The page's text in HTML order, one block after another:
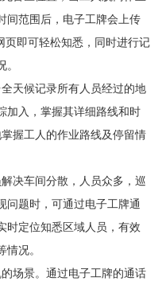
间范围后，电子工牌会上传
页即可轻松知悉，同时进行记
天候记录所有人员经过的地
加入，掌握其详细路线和时
握工人的作业路线及停留情
决车间分散，人员众多，巡
问题时，可通过电子工牌通
时定位知悉区域人员，有效
况。
场景。通过电子工牌的通话